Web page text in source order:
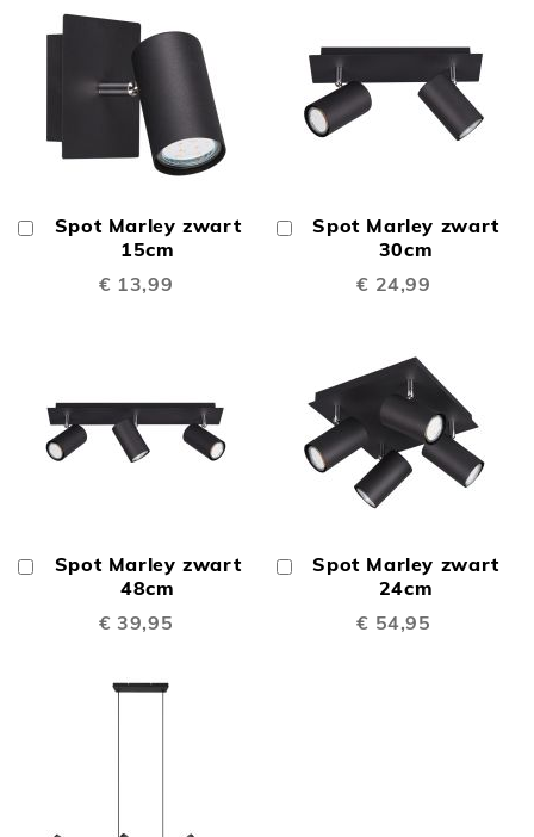
Spot Marley zwart
15cm
€ 13,99
Winkelwagen
Spot Marley zwart
30cm
€ 24,99
Winkelwagen
Spot Marley zwart
48cm
€ 39,95
Winkelwagen
Spot Marley zwart
24cm
€ 54,95
Winkelwagen